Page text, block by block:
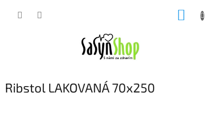
Ribstol LAKOVANÁ 70x250